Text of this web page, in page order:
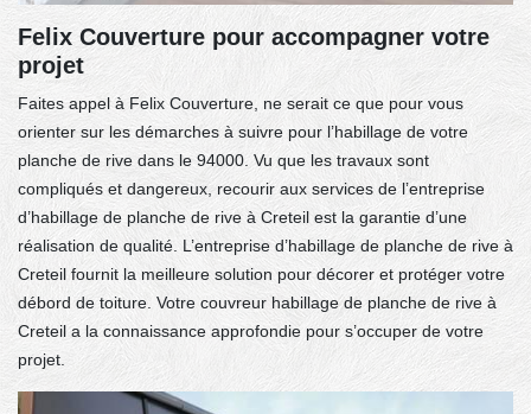
Felix Couverture pour accompagner votre
projet
Faites appel à Felix Couverture, ne serait ce que pour vous
orienter sur les démarches à suivre pour l’habillage de votre
planche de rive dans le 94000. Vu que les travaux sont
compliqués et dangereux, recourir aux services de l’entreprise
d’habillage de planche de rive à Creteil est la garantie d’une
réalisation de qualité. L’entreprise d’habillage de planche de rive à
Creteil fournit la meilleure solution pour décorer et protéger votre
débord de toiture. Votre couvreur habillage de planche de rive à
Creteil a la connaissance approfondie pour s’occuper de votre
projet.